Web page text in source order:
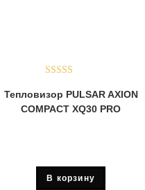
из 5
Тепловизор PULSAR AXION
COMPACT XQ30 PRO
В корзину